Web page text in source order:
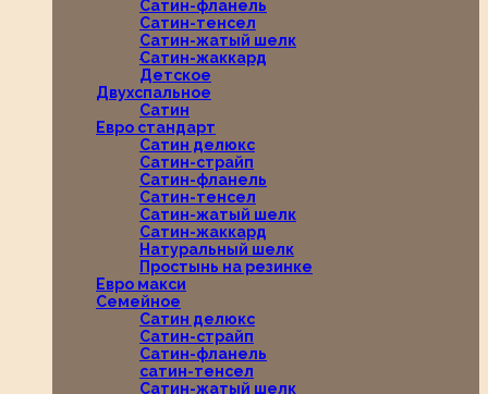
Сатин-фланель
Сатин-тенсел
Сатин-жатый шелк
Сатин-жаккард
Детское
Двухспальное
Сатин
Евро стандарт
Сатин делюкс
Сатин-страйп
Сатин-фланель
Сатин-тенсел
Сатин-жатый шелк
Сатин-жаккард
Натуральный шелк
Простынь на резинке
Евро макси
Семейное
Сатин делюкс
Сатин-страйп
Сатин-фланель
сатин-тенсел
Сатин-жатый шелк